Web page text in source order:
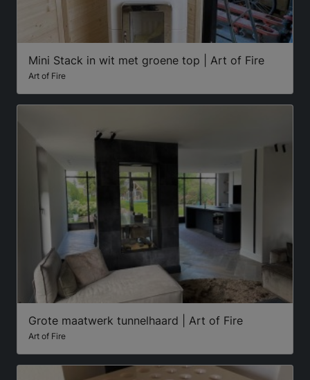
Mini Stack in wit met groene top | Art of Fire
Art of Fire
Grote maatwerk tunnelhaard | Art of Fire
Art of Fire